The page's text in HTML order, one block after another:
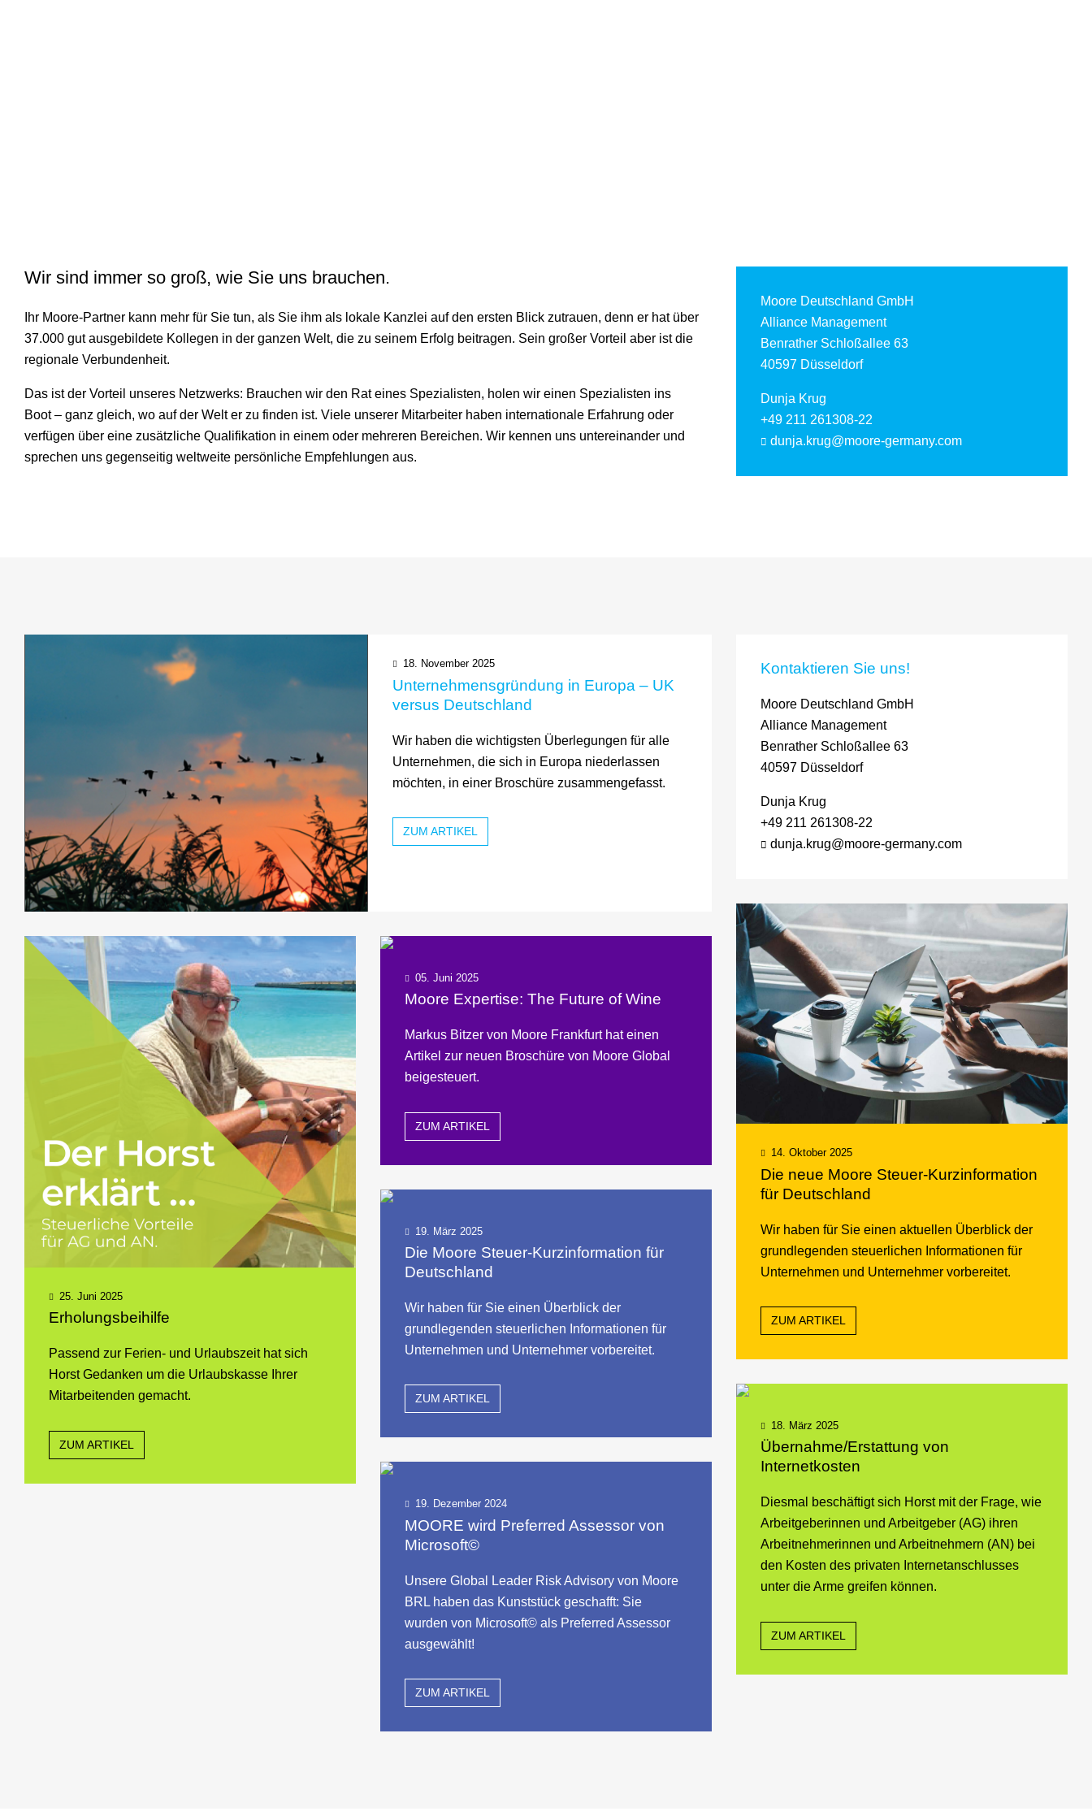
Wir sind immer so groß, wie Sie uns brauchen.
Ihr Moore-Partner kann mehr für Sie tun, als Sie ihm als lokale Kanzlei auf den ersten Blick zutrauen, denn er hat über
37.000 gut ausgebildete Kollegen in der ganzen Welt, die zu seinem Erfolg beitragen. Sein großer Vorteil aber ist die
regionale Verbundenheit.
Das ist der Vorteil unseres Netzwerks: Brauchen wir den Rat eines Spezialisten, holen wir einen Spezialisten ins
Boot – ganz gleich, wo auf der Welt er zu finden ist. Viele unserer Mitarbeiter haben internationale Erfahrung oder
verfügen über eine zusätzliche Qualifikation in einem oder mehreren Bereichen. Wir kennen uns untereinander und
sprechen uns gegenseitig weltweite persönliche Empfehlungen aus.
Moore Deutschland GmbH
Alliance Management
Benrather Schloßallee 63
40597 Düsseldorf
Dunja Krug
+49 211 261308-22
dunja.krug@moore-germany.com
18. November 2025
Unternehmensgründung in Europa – UK
versus Deutschland
Wir haben die wichtigsten Überlegungen für alle
Unternehmen, die sich in Europa niederlassen
möchten, in einer Broschüre zusammengefasst.
ZUM ARTIKEL
Kontaktieren Sie uns!
Moore Deutschland GmbH
Alliance Management
Benrather Schloßallee 63
40597 Düsseldorf
Dunja Krug
+49 211 261308-22
dunja.krug@moore-germany.com
14. Oktober 2025
Die neue Moore Steuer-Kurzinformation
für Deutschland
Wir haben für Sie einen aktuellen Überblick der
grundlegenden steuerlichen Informationen für
Unternehmen und Unternehmer vorbereitet.
ZUM ARTIKEL
25. Juni 2025
Erholungsbeihilfe
Passend zur Ferien- und Urlaubszeit hat sich
Horst Gedanken um die Urlaubskasse Ihrer
Mitarbeitenden gemacht.
ZUM ARTIKEL
05. Juni 2025
Moore Expertise: The Future of Wine
Markus Bitzer von Moore Frankfurt hat einen
Artikel zur neuen Broschüre von Moore Global
beigesteuert.
ZUM ARTIKEL
19. März 2025
Die Moore Steuer-Kurzinformation für
Deutschland
Wir haben für Sie einen Überblick der
grundlegenden steuerlichen Informationen für
Unternehmen und Unternehmer vorbereitet.
ZUM ARTIKEL
18. März 2025
Übernahme/Erstattung von
Internetkosten
Diesmal beschäftigt sich Horst mit der Frage, wie
Arbeitgeberinnen und Arbeitgeber (AG) ihren
Arbeitnehmerinnen und Arbeitnehmern (AN) bei
den Kosten des privaten Internetanschlusses
unter die Arme greifen können.
ZUM ARTIKEL
19. Dezember 2024
MOORE wird Preferred Assessor von
Microsoft©
Unsere Global Leader Risk Advisory von Moore
BRL haben das Kunststück geschafft: Sie
wurden von Microsoft© als Preferred Assessor
ausgewählt!
ZUM ARTIKEL